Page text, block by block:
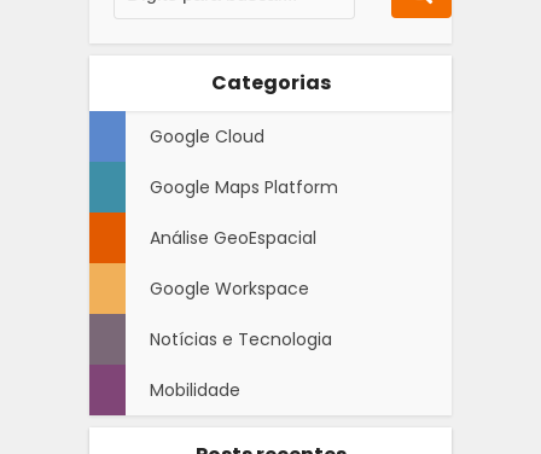
Categorias
Google Cloud
Google Maps Platform
Análise GeoEspacial
Google Workspace
Notícias e Tecnologia
Mobilidade